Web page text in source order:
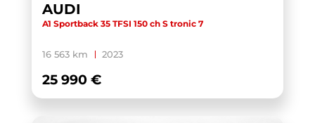
AUDI
A1 Sportback 35 TFSI 150 ch S tronic 7
16 563 km 2023
25 990 €